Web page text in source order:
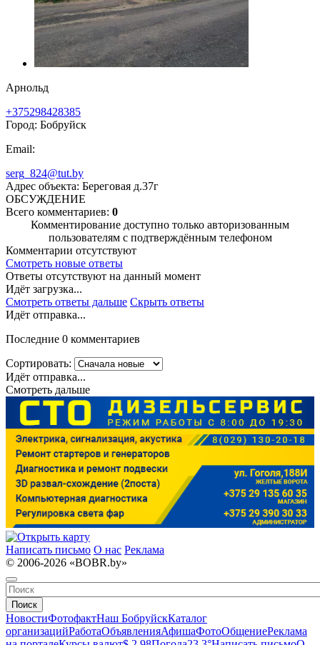
Арнольд
+375298428385
Город: Бобруйск
Email:
serg_824@tut.by
Адрес объекта: Береговая д.37г
ОБСУЖДЕНИЕ
Всего комментариев: 0
Комментирование доступно только авторизованным
пользователям с подтверждённым телефоном
Комментарии отсутствуют
Смотреть новые ответы
Ответы отсутствуют на данный момент
Идёт загрузка...
Смотреть ответы дальше Скрыть ответы
Идёт отправка...
Последние 0 комментариев
Сортировать:
Идёт отправка...
Смотреть дальше
Написать письмо О нас Реклама
© 2006-2026 «BOBR.by»
Поиск
НовостиФотофактНаш БобруйскКаталог
организацийРаботаОбъявленияАфишаФотоОбщениеРеклама